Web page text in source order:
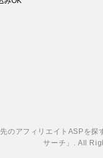
のアフィリエイトASPを探
サーチ」 . All